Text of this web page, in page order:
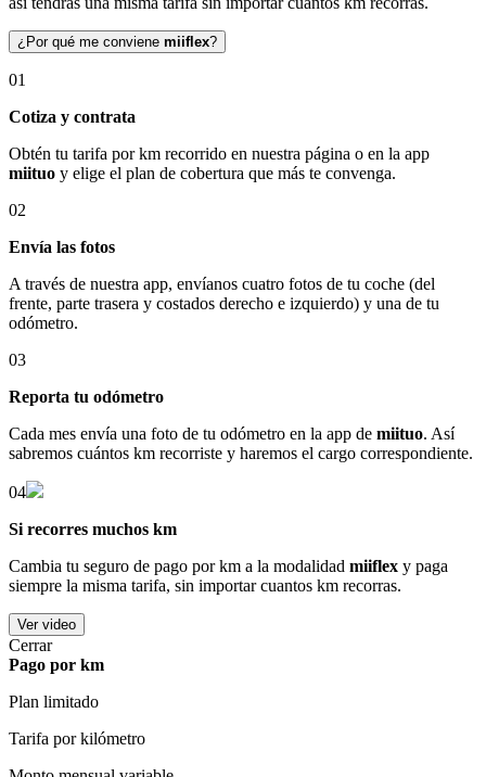
¿Por qué me conviene miiflex?
01
Cotiza y contrata
Obtén tu tarifa por km recorrido en nuestra página o en la app
miituo y elige el plan de cobertura que más te convenga.
02
Envía las fotos
A través de nuestra app, envíanos cuatro fotos de tu coche (del
frente, parte trasera y costados derecho e izquierdo) y una de tu
odómetro.
03
Reporta tu odómetro
Cada mes envía una foto de tu odómetro en la app de miituo. Así
sabremos cuántos km recorriste y haremos el cargo correspondiente.
04
Si recorres muchos km
Cambia tu seguro de pago por km a la modalidad miiflex y paga
siempre la misma tarifa, sin importar cuantos km recorras.
Ver video
Cerrar
Pago por km
Plan limitado
Tarifa por kilómetro